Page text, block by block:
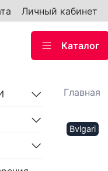
Личный кабинет
Каталог
Главная
Bvlgari